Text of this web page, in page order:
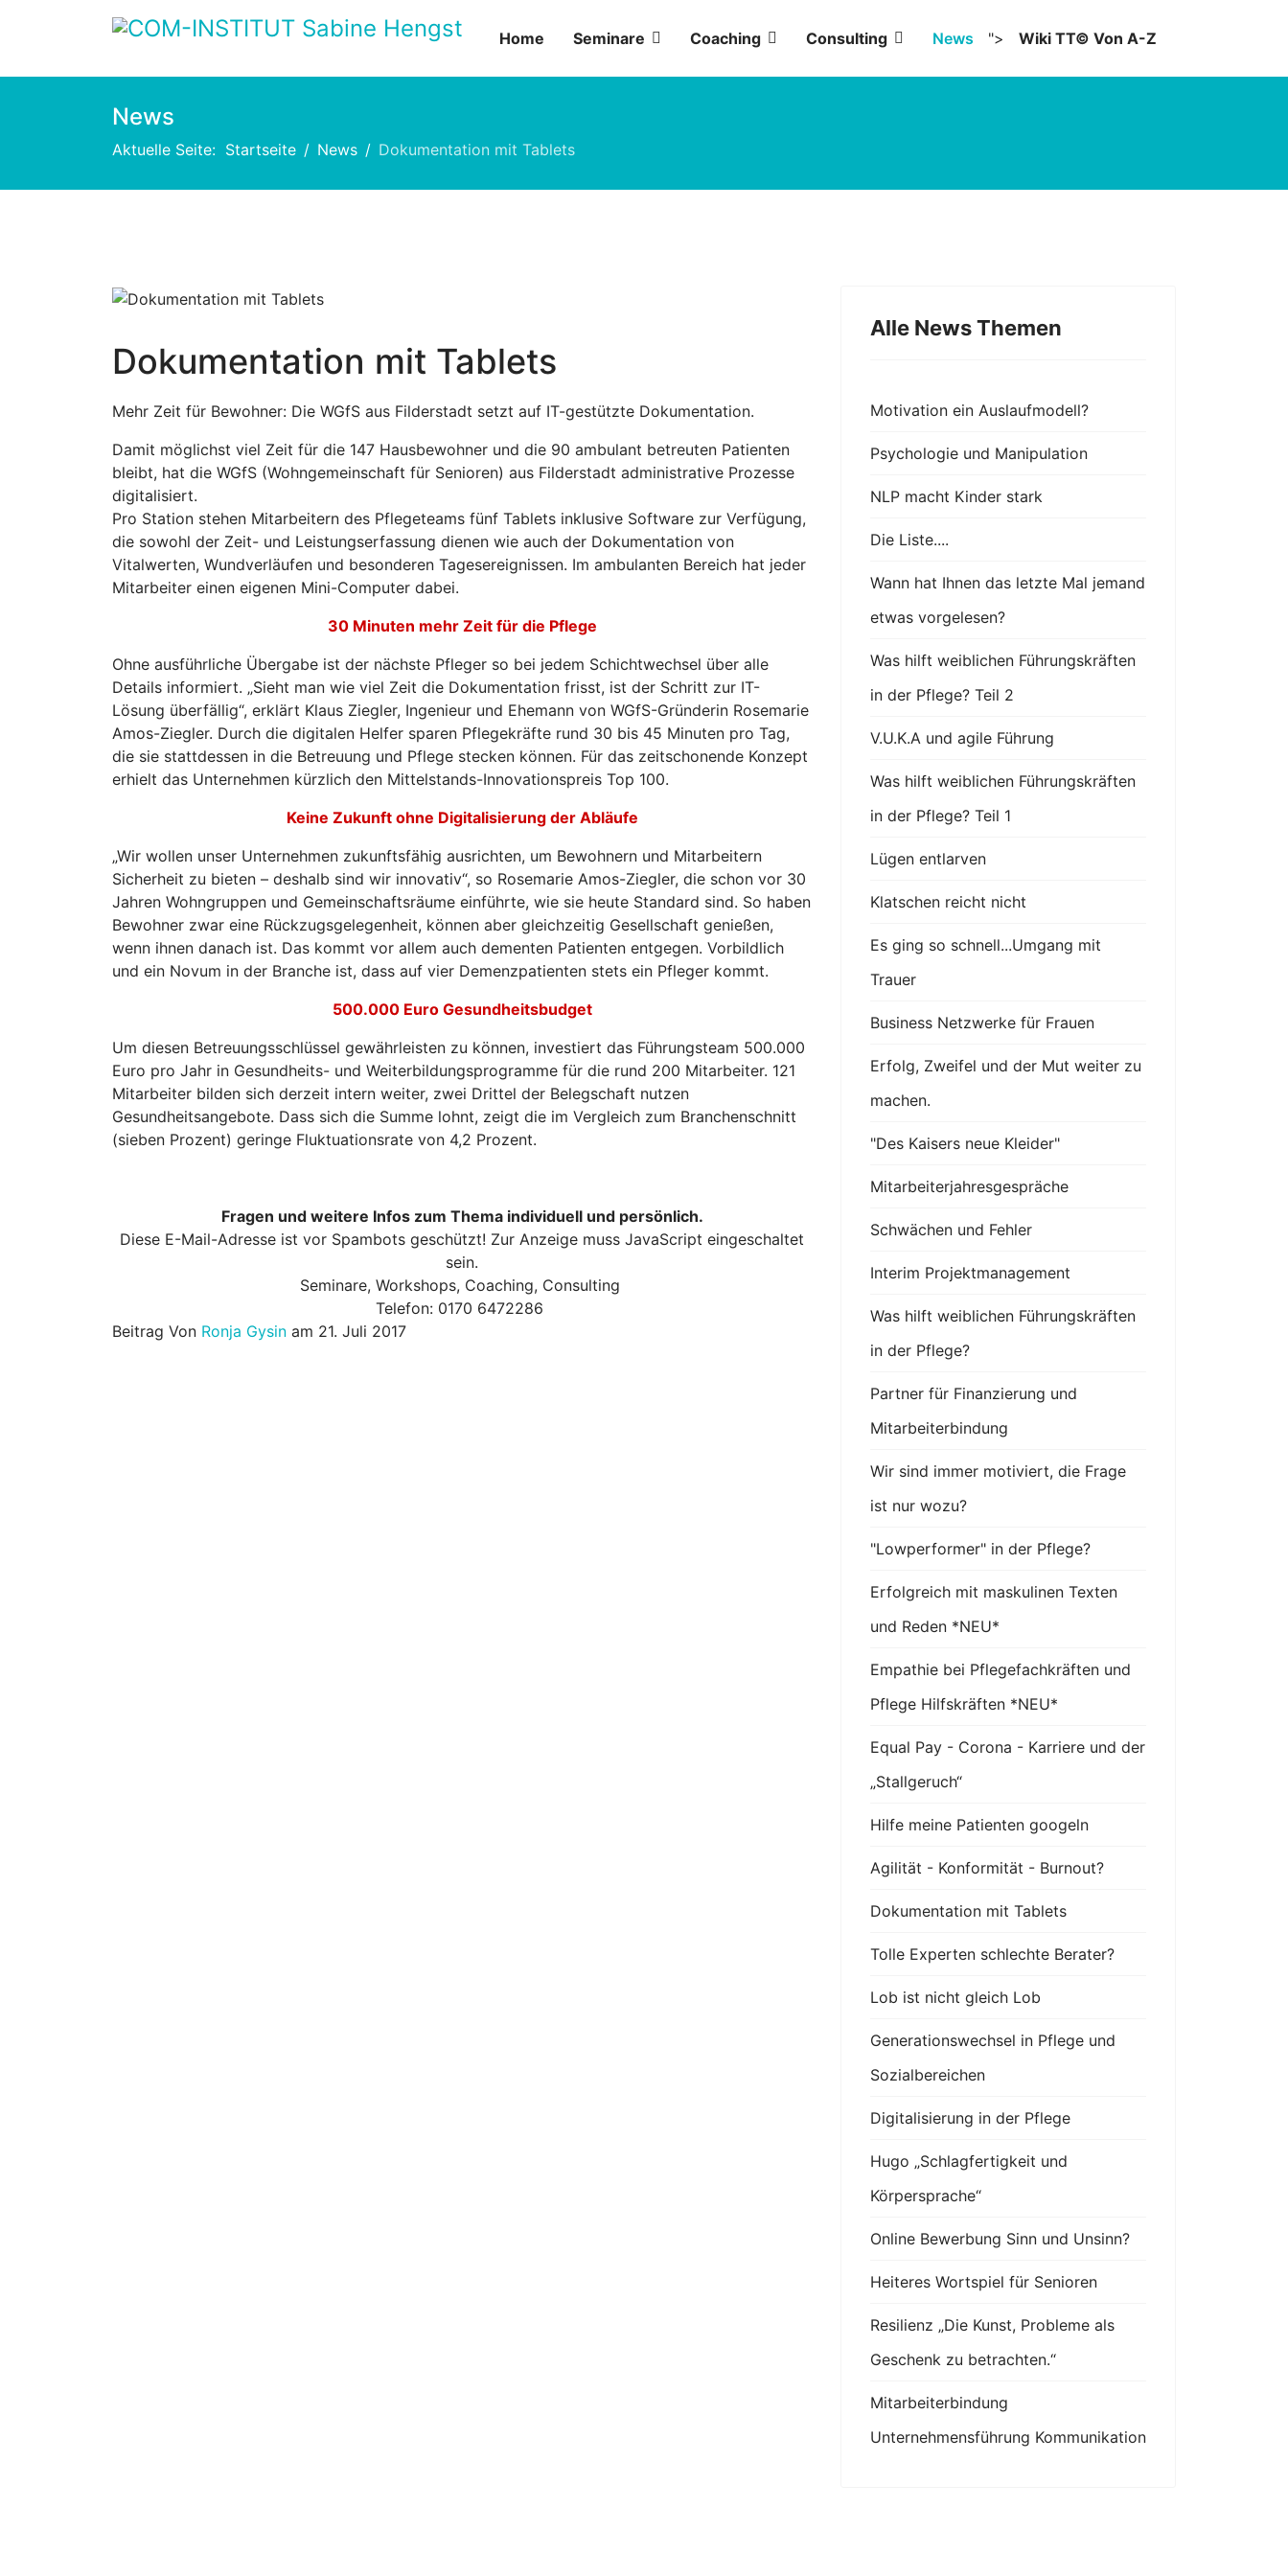
Home Seminare Coaching Consulting News "> Wiki TT© Von A-Z
News
Aktuelle Seite: Startseite News Dokumentation mit Tablets
Dokumentation mit Tablets
Mehr Zeit für Bewohner: Die WGfS aus Filderstadt setzt auf IT-gestützte Dokumentation.
Damit möglichst viel Zeit für die 147 Hausbewohner und die 90 ambulant betreuten Patienten
bleibt, hat die WGfS (Wohngemeinschaft für Senioren) aus Filderstadt administrative Prozesse
digitalisiert.
Pro Station stehen Mitarbeitern des Pflegeteams fünf Tablets inklusive Software zur Verfügung,
die sowohl der Zeit- und Leistungserfassung dienen wie auch der Dokumentation von
Vitalwerten, Wundverläufen und besonderen Tagesereignissen. Im ambulanten Bereich hat jeder
Mitarbeiter einen eigenen Mini-Computer dabei.
30 Minuten mehr Zeit für die Pflege
Ohne ausführliche Übergabe ist der nächste Pfleger so bei jedem Schichtwechsel über alle
Details informiert. „Sieht man wie viel Zeit die Dokumentation frisst, ist der Schritt zur IT-
Lösung überfällig“, erklärt Klaus Ziegler, Ingenieur und Ehemann von WGfS-Gründerin Rosemarie
Amos-Ziegler. Durch die digitalen Helfer sparen Pflegekräfte rund 30 bis 45 Minuten pro Tag,
die sie stattdessen in die Betreuung und Pflege stecken können. Für das zeitschonende Konzept
erhielt das Unternehmen kürzlich den Mittelstands-Innovationspreis Top 100.
Keine Zukunft ohne Digitalisierung der Abläufe
„Wir wollen unser Unternehmen zukunftsfähig ausrichten, um Bewohnern und Mitarbeitern
Sicherheit zu bieten – deshalb sind wir innovativ“, so Rosemarie Amos-Ziegler, die schon vor 30
Jahren Wohngruppen und Gemeinschaftsräume einführte, wie sie heute Standard sind. So haben
Bewohner zwar eine Rückzugsgelegenheit, können aber gleichzeitig Gesellschaft genießen,
wenn ihnen danach ist. Das kommt vor allem auch dementen Patienten entgegen. Vorbildlich
und ein Novum in der Branche ist, dass auf vier Demenzpatienten stets ein Pfleger kommt.
500.000 Euro Gesundheitsbudget
Um diesen Betreuungsschlüssel gewährleisten zu können, investiert das Führungsteam 500.000
Euro pro Jahr in Gesundheits- und Weiterbildungsprogramme für die rund 200 Mitarbeiter. 121
Mitarbeiter bilden sich derzeit intern weiter, zwei Drittel der Belegschaft nutzen
Gesundheitsangebote. Dass sich die Summe lohnt, zeigt die im Vergleich zum Branchenschnitt
(sieben Prozent) geringe Fluktuationsrate von 4,2 Prozent.
Fragen und weitere Infos zum Thema individuell und persönlich.
Diese E-Mail-Adresse ist vor Spambots geschützt! Zur Anzeige muss JavaScript eingeschaltet
sein.
Seminare, Workshops, Coaching, Consulting
Telefon: 0170 6472286
Beitrag Von Ronja Gysin am 21. Juli 2017
Alle News Themen
Motivation ein Auslaufmodell?
Psychologie und Manipulation
NLP macht Kinder stark
Die Liste....
Wann hat Ihnen das letzte Mal jemand
etwas vorgelesen?
Was hilft weiblichen Führungskräften
in der Pflege? Teil 2
V.U.K.A und agile Führung
Was hilft weiblichen Führungskräften
in der Pflege? Teil 1
Lügen entlarven
Klatschen reicht nicht
Es ging so schnell...Umgang mit
Trauer
Business Netzwerke für Frauen
Erfolg, Zweifel und der Mut weiter zu
machen.
"Des Kaisers neue Kleider"
Mitarbeiterjahresgespräche
Schwächen und Fehler
Interim Projektmanagement
Was hilft weiblichen Führungskräften
in der Pflege?
Partner für Finanzierung und
Mitarbeiterbindung
Wir sind immer motiviert, die Frage
ist nur wozu?
"Lowperformer" in der Pflege?
Erfolgreich mit maskulinen Texten
und Reden *NEU*
Empathie bei Pflegefachkräften und
Pflege Hilfskräften *NEU*
Equal Pay - Corona - Karriere und der
„Stallgeruch“
Hilfe meine Patienten googeln
Agilität - Konformität - Burnout?
Dokumentation mit Tablets
Tolle Experten schlechte Berater?
Lob ist nicht gleich Lob
Generationswechsel in Pflege und
Sozialbereichen
Digitalisierung in der Pflege
Hugo „Schlagfertigkeit und
Körpersprache“
Online Bewerbung Sinn und Unsinn?
Heiteres Wortspiel für Senioren
Resilienz „Die Kunst, Probleme als
Geschenk zu betrachten.“
Mitarbeiterbindung
Unternehmensführung Kommunikation